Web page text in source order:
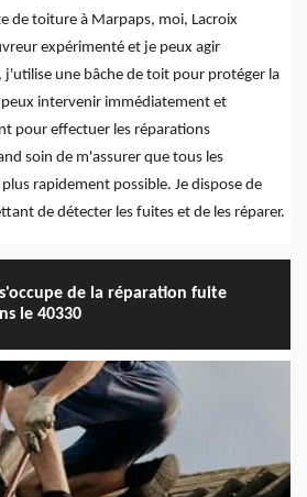
de toiture à Marpaps, moi, Lacroix
expérimenté et je peux agir
j'utilise une bâche de toit pour protéger la
intervenir immédiatement et
pour effectuer les réparations
soin de m'assurer que tous les
rapidement possible. Je dispose de
de détecter les fuites et de les réparer.
de la réparation fuite
le 40330